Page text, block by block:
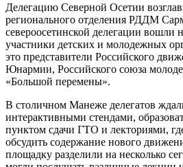
Делегацию Северной Осетии
регионального отделения РДДМ
североосетинской делегации вошли
участники детских и молодежных
это представители Российского
Юнармии, Российского союза
«Большой перемены».
В столичном Манеже делегатов
интерактивными стендами,
пунктом сдачи ГТО и лекториями,
обсудить содержание нового
площадку разделили на несколько